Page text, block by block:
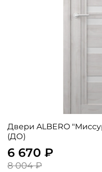
Двери ALBERO "Миссури" Жемчужный/Мателюкс
(ДО)
6 670 ₽
8 004 ₽